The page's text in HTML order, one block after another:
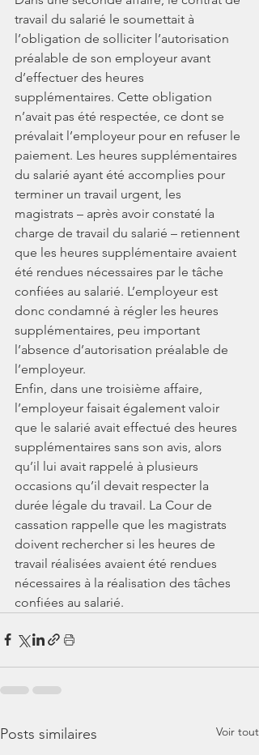
travail du salarié le soumettait à
l’obligation de solliciter l’autorisation
préalable de son employeur avant
d’effectuer des heures
supplémentaires. Cette obligation
n’avait pas été respectée, ce dont se
prévalait l’employeur pour en refuser le
paiement. Les heures supplémentaires
du salarié ayant été accomplies pour
terminer un travail urgent, les
magistrats – après avoir constaté la
charge de travail du salarié – retiennent
que les heures supplémentaire avaient
été rendues nécessaires par le tâche
confiées au salarié. L’employeur est
donc condamné à régler les heures
supplémentaires, peu important
l’absence d’autorisation préalable de
l’employeur.
Enfin, dans une troisième affaire,
l’employeur faisait également valoir
que le salarié avait effectué des heures
supplémentaires sans son avis, alors
qu’il lui avait rappelé à plusieurs
occasions qu’il devait respecter la
durée légale du travail. La Cour de
cassation rappelle que les magistrats
doivent rechercher si les heures de
travail réalisées avaient été rendues
nécessaires à la réalisation des tâches
confiées au salarié.
Posts similaires Voir tout